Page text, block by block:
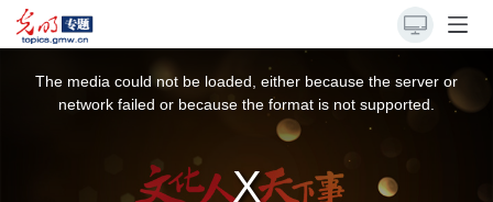
The media could not be loaded, either because the server or
network failed or because the format is not supported.